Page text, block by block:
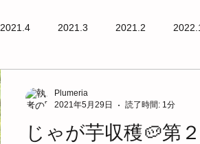
2021.4 2021.3 2021.2
じゃが芋収穫🥔第
Plumeria
2021年5月29日
読了時間: 1分